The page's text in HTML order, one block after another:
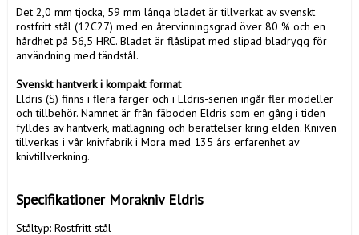
Det 2,0 mm tjocka, 59 mm långa bladet är tillverkat av svenskt
rostfritt stål (12C27) med en återvinningsgrad över 80 % och en
hårdhet på 56,5 HRC. Bladet är flåslipat med slipad bladrygg för
användning med tändstål.
Svenskt hantverk i kompakt format
Eldris (S) finns i flera färger och i Eldris-serien ingår fler modeller
och tillbehör. Namnet är från fäboden Eldris som en gång i tiden
fylldes av hantverk, matlagning och berättelser kring elden. Kniven
tillverkas i vår knivfabrik i Mora med 135 års erfarenhet av
knivtillverkning.
Specifikationer Morakniv Eldris
Ståltyp: Rostfritt stål